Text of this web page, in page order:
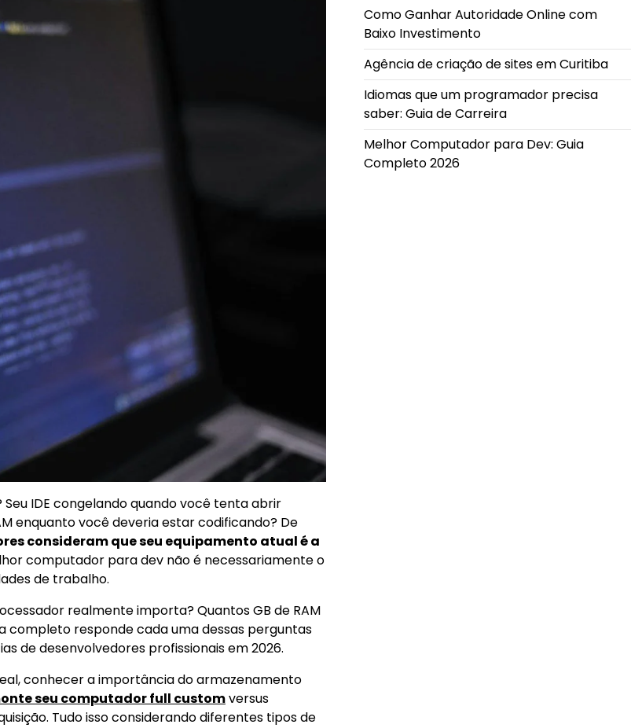
IDE congelando quando você tenta abrir
enquanto você deveria estar codificando? De
consideram que seu equipamento atual é a
computador para dev não é necessariamente o
de trabalho.
realmente importa? Quantos GB de RAM
completo responde cada uma dessas perguntas
de desenvolvedores profissionais em 2026.
conhecer a importância do armazenamento
seu computador full customversus
Tudo isso considerando diferentes tipos de
Como Ganhar Autoridade Online com
Baixo Investimento
Agência de criação de sites em Curitiba
Idiomas que um programador precisa
saber: Guia de Carreira
Melhor Computador para Dev: Guia
Completo 2026